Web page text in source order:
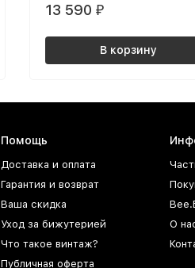
13 590 ₽
В корзину
Помощь
Доставка и оплата
Гарантия и возврат
Ваша скидка
Уход за бижутерией
Что такое винтаж?
Публичная оферта
О